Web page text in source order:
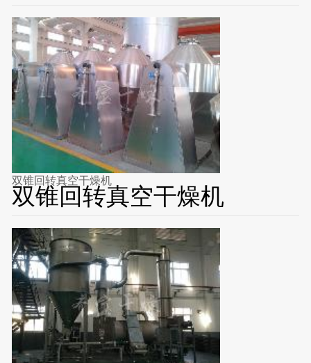
双锥回转真空干燥机
双锥回转真空干燥机